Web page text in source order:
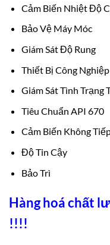
Cảm Biến Nhiệt Độ
Bảo Vệ Máy Móc
Giám Sát Độ Rung
Thiết Bị Công Nghiệp
Giám Sát Tình Trạng
Tiêu Chuẩn API 670
Cảm Biến Không
Độ Tin Cậy
Bảo Trì
Hàng hoá chất
!!!!